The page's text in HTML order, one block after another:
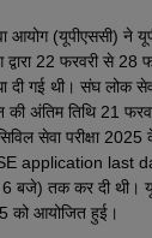
(यूपीएससी) ने
द्वारा 22 फरवरी से
गई थी। संघ लोक
की अंतिम तिथि 21
सेवा परीक्षा 2025
application last
बजे) तक कर दी थी।
को आयोजित हुई।